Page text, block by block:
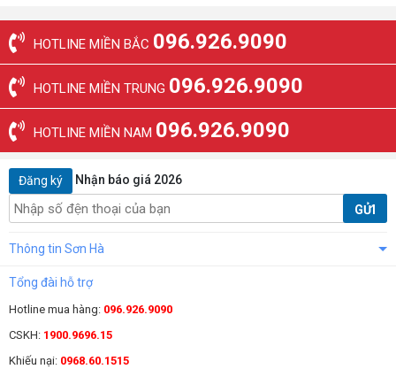
HOTLINE MIỀN BẮC 096.926.9090
HOTLINE MIỀN TRUNG 096.926.9090
HOTLINE MIỀN NAM 096.926.9090
Đăng ký Nhận báo giá 2026
GỬI
Thông tin Sơn Hà
Tổng đài hỗ trợ
Hotline mua hàng: 096.926.9090
CSKH: 1900.9696.15
Khiếu nại: 0968.60.1515